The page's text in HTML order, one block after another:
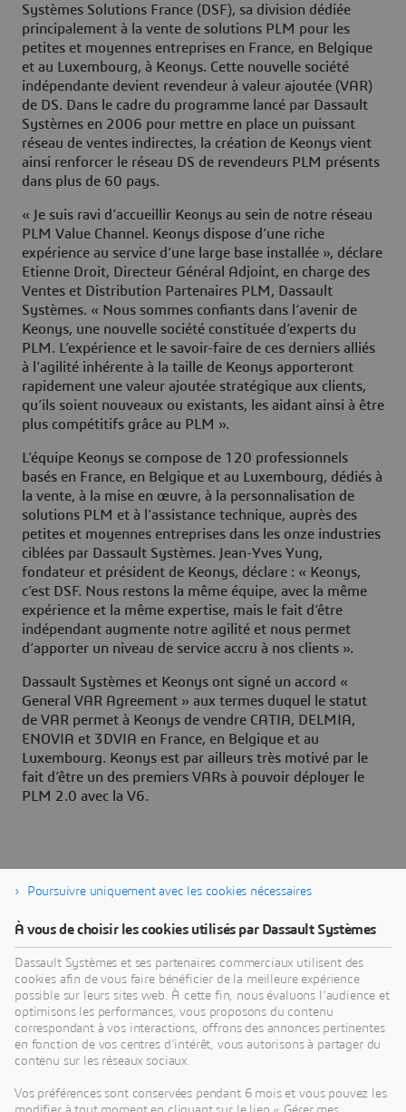
Systèmes Solutions France (DSF), sa division dédiée
principalement à la vente de solutions PLM pour les
petites et moyennes entreprises en France, en Belgique
et au Luxembourg, à Keonys. Cette nouvelle société
indépendante devient revendeur à valeur ajoutée (VAR)
de DS. Dans le cadre du programme lancé par Dassault
Systèmes en 2006 pour mettre en place un puissant
réseau de ventes indirectes, la création de Keonys vient
ainsi renforcer le réseau DS de revendeurs PLM présents
dans plus de 60 pays.
« Je suis ravi d’accueillir Keonys au sein de notre réseau
PLM Value Channel. Keonys dispose d’une riche
expérience au service d’une large base installée », déclare
Etienne Droit, Directeur Général Adjoint, en charge des
Ventes et Distribution Partenaires PLM, Dassault
Systèmes. « Nous sommes confiants dans l’avenir de
Keonys, une nouvelle société constituée d’experts du
PLM. L’expérience et le savoir-faire de ces derniers alliés
à l’agilité inhérente à la taille de Keonys apporteront
rapidement une valeur ajoutée stratégique aux clients,
qu’ils soient nouveaux ou existants, les aidant ainsi à être
plus compétitifs grâce au PLM ».
L’équipe Keonys se compose de 120 professionnels
basés en France, en Belgique et au Luxembourg, dédiés à
la vente, à la mise en œuvre, à la personnalisation de
solutions PLM et à l’assistance technique, auprès des
petites et moyennes entreprises dans les onze industries
ciblées par Dassault Systèmes. Jean-Yves Yung,
fondateur et président de Keonys, déclare : « Keonys,
c’est DSF. Nous restons la même équipe, avec la même
expérience et la même expertise, mais le fait d’être
indépendant augmente notre agilité et nous permet
d’apporter un niveau de service accru à nos clients ».
Dassault Systèmes et Keonys ont signé un accord «
General VAR Agreement » aux termes duquel le statut
de VAR permet à Keonys de vendre CATIA, DELMIA,
ENOVIA et 3DVIA en France, en Belgique et au
Luxembourg. Keonys est par ailleurs très motivé par le
fait d’être un des premiers VARs à pouvoir déployer le
PLM 2.0 avec la V6.
À propos de Dassault Systèmes
Dassault Systèmes est un accélérateur de progrès
humain. Depuis 1981, l'entreprise est pionnière
dans la création de mondes virtuels pour améliorer
la vie réelle des consommateurs, des patients et
3DEXPERIENCE, ses jumeaux virtuels augmentés
Poursuivre uniquement avec les cookies nécessaires
À vous de choisir les cookies utilisés par Dassault Systèmes
Dassault Systèmes et ses partenaires commerciaux utilisent des
cookies afin de vous faire bénéficier de la meilleure expérience
possible sur leurs sites web. À cette fin, nous évaluons l'audience et
optimisons les performances, vous proposons du contenu
correspondant à vos interactions, offrons des annonces pertinentes
en fonction de vos centres d'intérêt, vous autorisons à partager du
contenu sur les réseaux sociaux.
Vos préférences sont conservées pendant 6 mois et vous pouvez les